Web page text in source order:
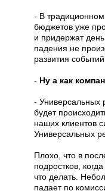
- В
бюджетов уже
и придержат
падения не
развития
- Ну а как
- Универсальных
будет
наших клиентов
Универсальных
Плохо, что в
подростков,
что делать.
падает по